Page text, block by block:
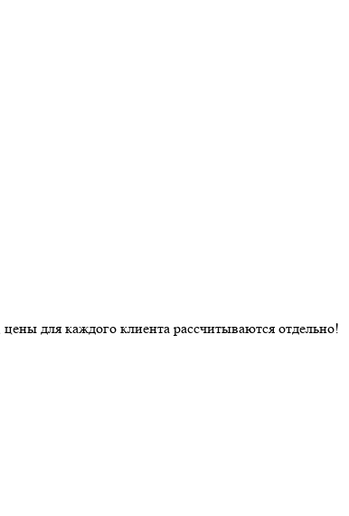
для каждого клиента рассчитываются отдельно!